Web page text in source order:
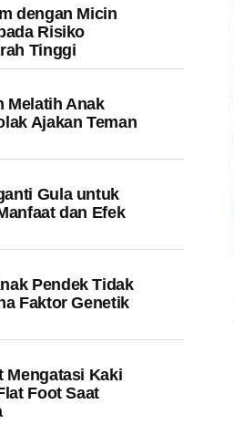
dengan Micin
Risiko
Tinggi
Melatih Anak
Ajakan Teman
Gula untuk
dan Efek
Pendek Tidak
Faktor Genetik
Mengatasi Kaki
Foot Saat